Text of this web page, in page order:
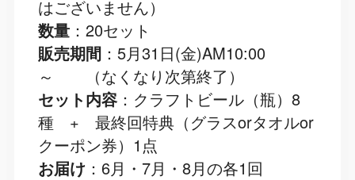
はございません）
数量 ：20セット
販売期間 ：5月31日(金)AM10:00
～ （なくなり次第終了）
セット内容 ：クラフトビール（瓶）8
種 + 最終回特典（グラスorタオルor
クーポン券）1点
お届け ：6月・7月・8月の各1回